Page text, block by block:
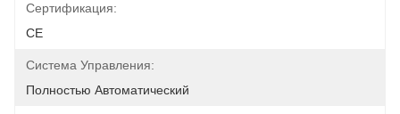
Сертификация:
CE
Система Управления:
Полностью Автоматический